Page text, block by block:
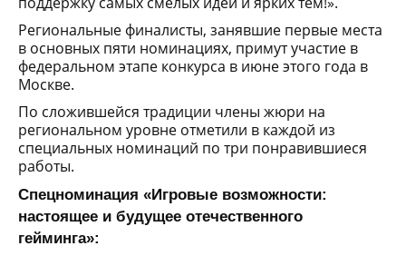
Региональные финалисты, занявшие первые места
в основных пяти номинациях, примут участие в
федеральном этапе конкурса в июне этого года в
Москве.
По сложившейся традиции члены жюри на
региональном уровне отметили в каждой из
специальных номинаций по три понравившиеся
работы.
Спецноминация «Игровые возможности:
настоящее и будущее отечественного
гейминга»: